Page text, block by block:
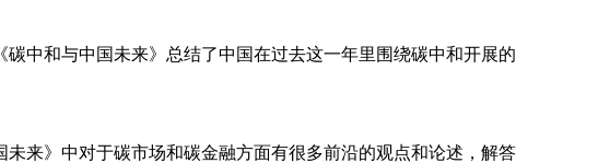
碳中和与中国未来》总结了中国在过去这一年里围绕碳中和开展的
未来》中对于碳市场和碳金融方面有很多前沿的观点和论述，解答